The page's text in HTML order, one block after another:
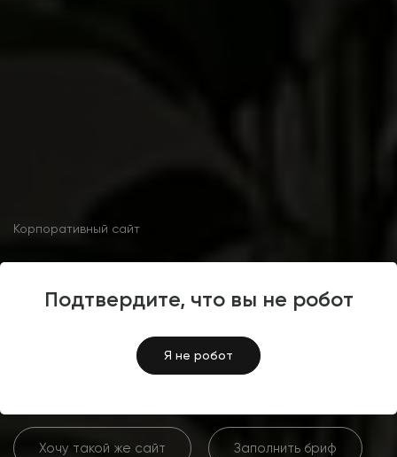
Подтвердите, что вы не робот
Я не робот
Корпоративный сайт
Разработка сайта
по смете»
Хочу такой же сайт Заполнить бриф